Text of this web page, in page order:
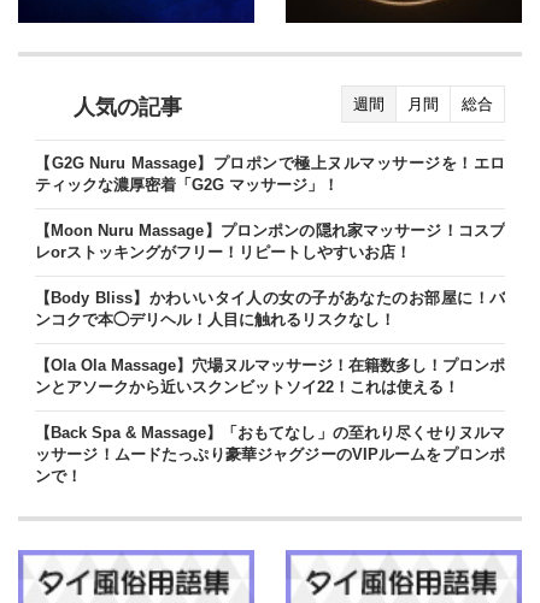
人気の記事 週間 月間 総合
【G2G Nuru Massage】プロポンで極上ヌルマッサージを！エロ
ティックな濃厚密着「G2G マッサージ」！
【Moon Nuru Massage】プロンポンの隠れ家マッサージ！コスプ
レorストッキングがフリー！リピートしやすいお店！
【Body Bliss】かわいいタイ人の女の子があなたのお部屋に！バ
ンコクで本◯デリヘル！人目に触れるリスクなし！
【Ola Ola Massage】穴場ヌルマッサージ！在籍数多し！プロンポ
ンとアソークから近いスクンビットソイ22！これは使える！
【Back Spa & Massage】「おもてなし」の至れり尽くせりヌルマ
ッサージ！ムードたっぷり豪華ジャグジーのVIPルームをプロンポ
ンで！